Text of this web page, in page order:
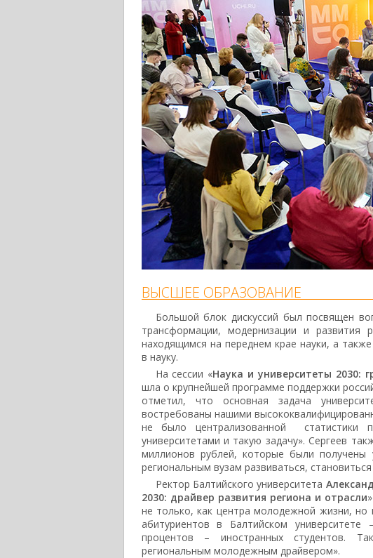
ВЫСШЕЕ ОБРАЗОВАНИЕ
Большой блок дискуссий был посвящен
трансформации, модернизации и развития
находящимся на переднем крае науки, а
в науку.
На сессии «Наука и университеты 2030:
шла о крупнейшей программе поддержки
отметил, что основная задача
востребованы нашими
не было централизованной статистики
университетами и такую задачу». Сергеев
миллионов рублей, которые были получены
региональным вузам развиваться,
Ректор Балтийского университета
2030: драйвер развития региона и отрасли
не только, как центра молодежной жизни,
абитуриентов в Балтийском
процентов – иностранных студентов.
региональным молодежным драйвером».